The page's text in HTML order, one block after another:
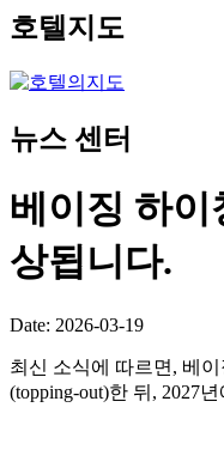
호텔지도
뉴스 센터
베이징 하이
상됩니다.
Date: 2026-03-19
최신 소식에 따르면, 베
(topping-out)한 뒤, 2027